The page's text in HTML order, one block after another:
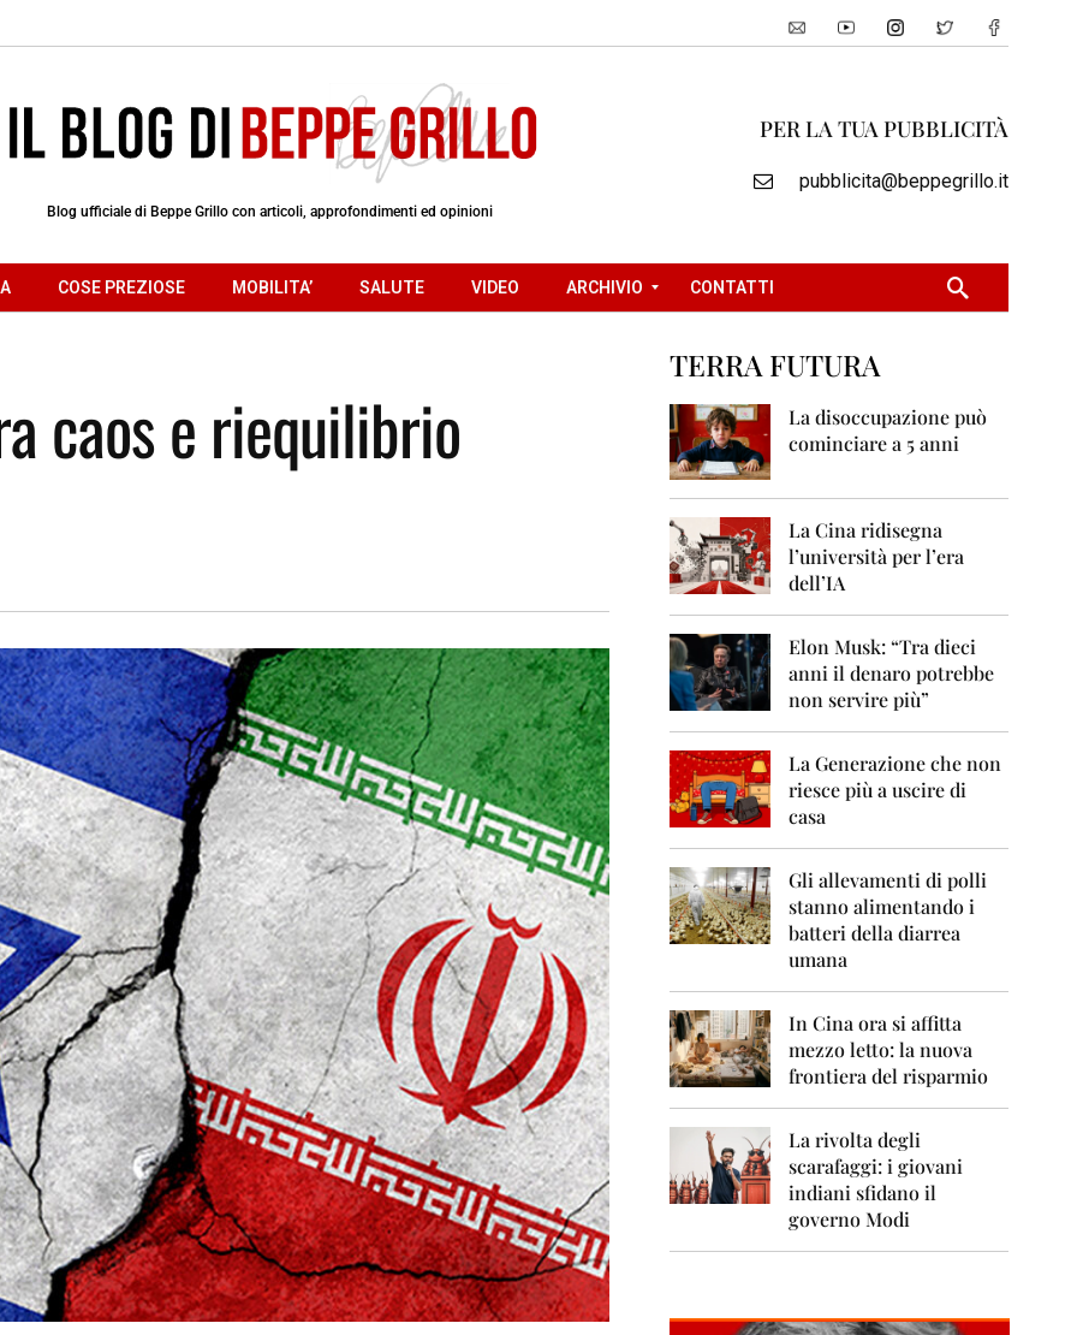
Blog ufficiale di Beppe Grillo con articoli, approfondimenti ed opinioni
PER LA TUA PUBBLICITÀ
pubblicita@beppegrillo.it
COSE PREZIOSE MOBILITA’ SALUTE VIDEO ARCHIVIO
2
0
7
2
0
0
8
2
0
0
9
2
0
1
0
2
0
1
1
2
0
1
2
2
0
1
CONTATTI
caos e riequilibrio
TERRA FUTURA
La disoccupazione può
cominciare a 5 anni
La Cina ridisegna
l’università per l’era
dell’IA
Elon Musk: “Tra dieci
anni il denaro potrebbe
non servire più”
La Generazione che non
riesce più a uscire di
casa
Gli allevamenti di polli
stanno alimentando i
batteri della diarrea
umana
In Cina ora si affitta
mezzo letto: la nuova
frontiera del risparmio
La rivolta degli
scarafaggi: i giovani
indiani sfidano il
governo Modi